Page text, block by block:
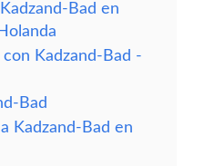
Bad en
Kadzand-Bad -
Bad
Kadzand-Bad en